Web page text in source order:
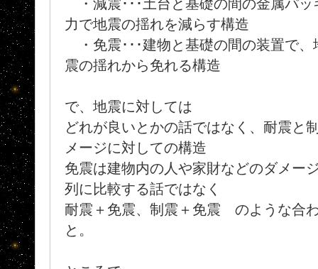
・減震･･･土台と基礎の間の金属パッ
力で地震の揺れを減らす構造
・免震･･･建物と基礎の間の装置で、
震の揺れから免れる構造
で、地震に対しては
どれが良いとかの話ではなく、耐震と
メージに対しての構造
免震は建物内の人や家財などのダメー
列に比較する話ではなく
耐震＋免震、制震＋免震 のような合
と。